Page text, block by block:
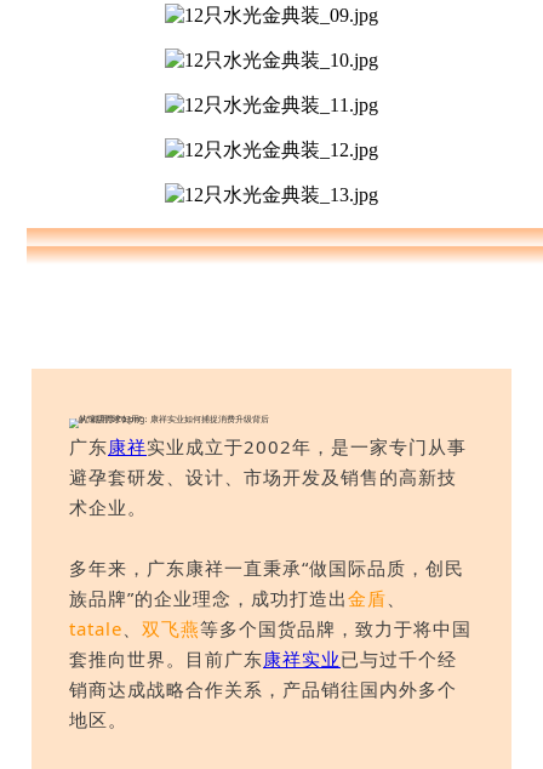
广东康祥实业成立于2002年，是一家专门从事
避孕套研发、设计、市场开发及销售的高新技
术企业。
多年来，广东康祥一直秉承“做国际品质，创民
族品牌”的企业理念，成功打造出金盾
tatale
双飞燕等多个国货品牌，致力于将中国
套推向世界。目前广东康祥实业已与过千个经
销商达成战略合作关系，产品销往国内外多个
地区。